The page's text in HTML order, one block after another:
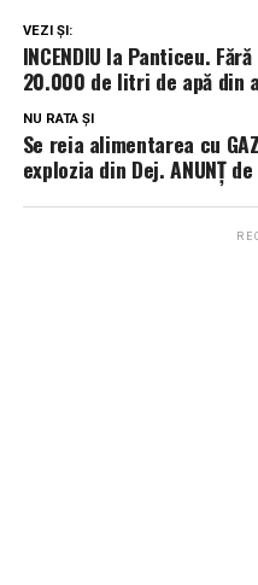
VEZI ȘI:
INCENDIU la Panticeu.
20.000 de litri de apă din
NU RATA ȘI
Se reia alimentarea cu
explozia din Dej. ANUNȚ